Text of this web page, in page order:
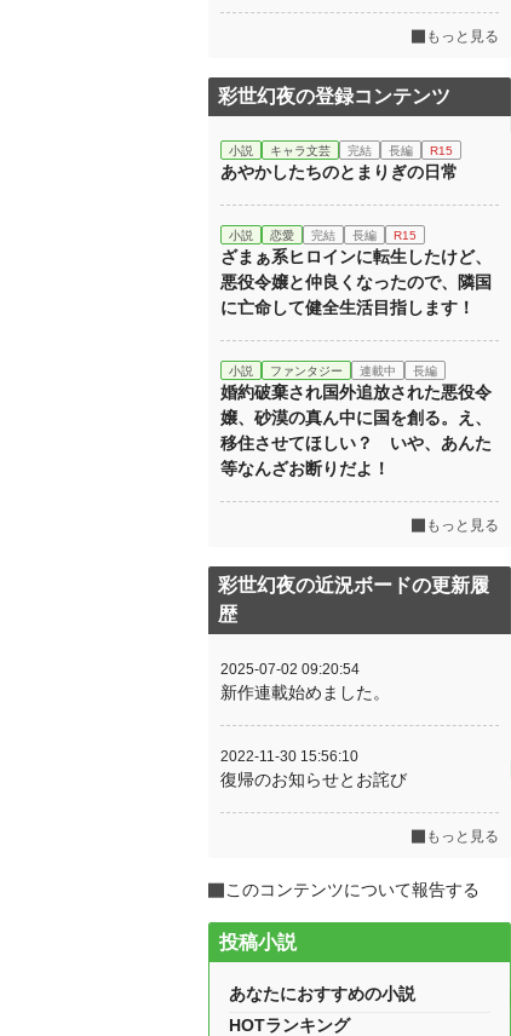
もっと見る
彩世幻夜の登録コンテンツ
小説 キャラ文芸 完結 長編 R15
あやかしたちのとまりぎの日常
小説 恋愛 完結 長編 R15
ざまぁ系ヒロインに転生したけど、
悪役令嬢と仲良くなったので、隣国
に亡命して健全生活目指します！
小説 ファンタジー 連載中 長編
婚約破棄され国外追放された悪役令
嬢、砂漠の真ん中に国を創る。え、
移住させてほしい？ いや、あんた
等なんざお断りだよ！
もっと見る
彩世幻夜の近況ボードの更新履
歴
2025-07-02 09:20:54
新作連載始めました。
2022-11-30 15:56:10
復帰のお知らせとお詫び
もっと見る
このコンテンツについて報告する
投稿小説
あなたにおすすめの小説
HOTランキング